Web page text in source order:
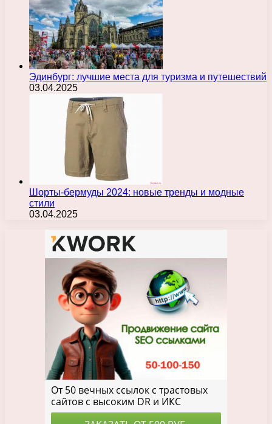
Эдинбург: лучшие места для туризма и путешествий
03.04.2025
Шорты-бермуды 2024: новые тренды и модные
стили
03.04.2025